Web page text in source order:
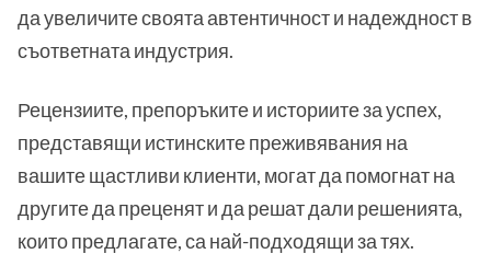
да увеличите своята автентичност и надеждност в
съответната индустрия.
Рецензиите, препоръките и историите за успех,
представящи истинските преживявания на
вашите щастливи клиенти, могат да помогнат на
другите да преценят и да решат дали решенията,
които предлагате, са най-подходящи за тях.